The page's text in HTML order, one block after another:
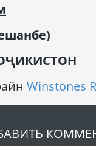
)
Winstones